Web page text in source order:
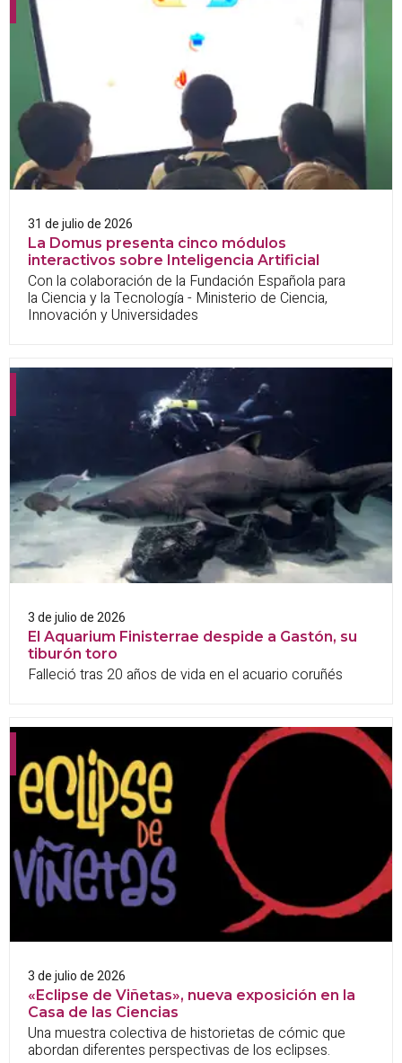
31 de julio de 2026
La Domus presenta cinco módulos
interactivos sobre Inteligencia Artificial
Con la colaboración de la Fundación Española para
la Ciencia y la Tecnología - Ministerio de Ciencia,
Innovación y Universidades
3 de julio de 2026
El Aquarium Finisterrae despide a Gastón, su
tiburón toro
Falleció tras 20 años de vida en el acuario coruñés
3 de julio de 2026
«Eclipse de Viñetas», nueva exposición en la
Casa de las Ciencias
Una muestra colectiva de historietas de cómic que
abordan diferentes perspectivas de los eclipses.